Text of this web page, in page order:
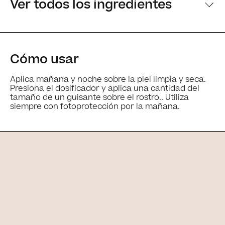
[Ingredientes principales]
Ingredientes
Ver todos los ingredientes
Cómo usar
Aplica mañana y noche sobre la piel limpia y seca.
Presiona el dosificador y aplica una cantidad del
tamaño de un guisante sobre el rostro.. Utiliza
siempre con fotoprotección por la mañana.